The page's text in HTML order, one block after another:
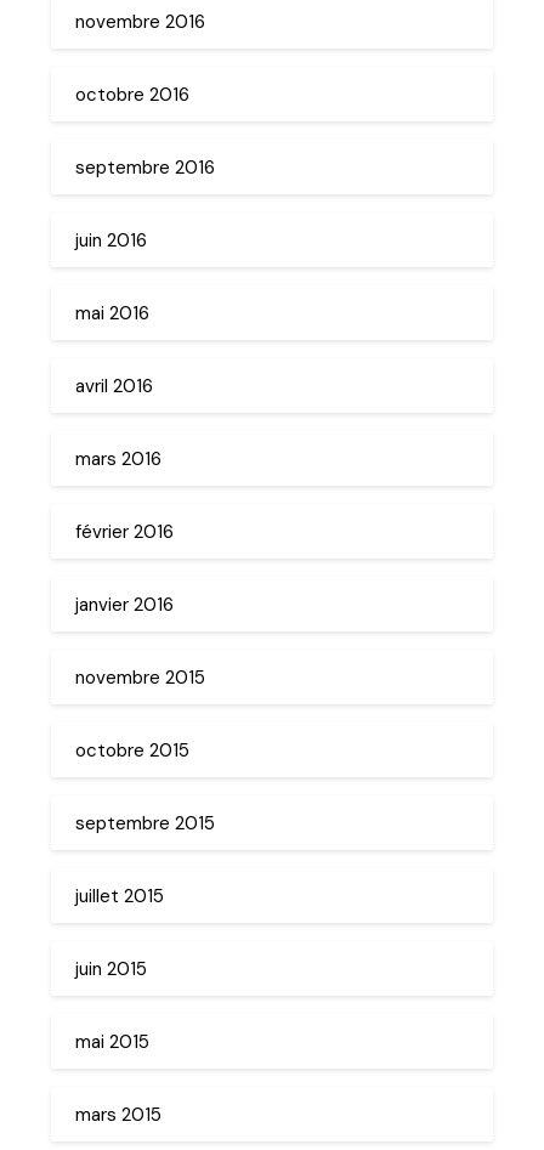
novembre 2016
octobre 2016
septembre 2016
juin 2016
mai 2016
avril 2016
mars 2016
février 2016
janvier 2016
novembre 2015
octobre 2015
septembre 2015
juillet 2015
juin 2015
mai 2015
mars 2015